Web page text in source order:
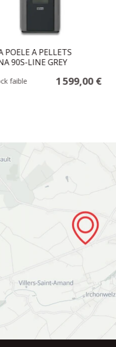
POELE A PELLETS
90S-LINE GREY
faible 1 599,00 €